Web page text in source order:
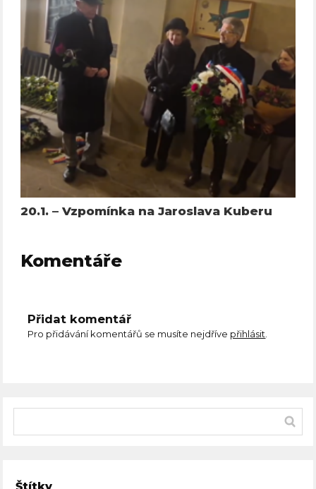
20.1. – Vzpomínka na Jaroslava Kuberu
Komentáře
Přidat komentář
Pro přidávání komentářů se musíte nejdříve přihlásit.